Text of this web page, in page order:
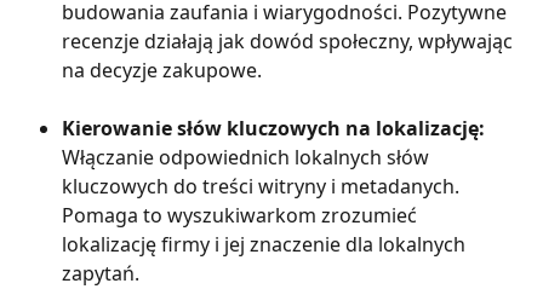
budowania zaufania i wiarygodności. Pozytywne
recenzje działają jak dowód społeczny, wpływając
na decyzje zakupowe.
Kierowanie słów kluczowych na lokalizację:
Włączanie odpowiednich lokalnych słów
kluczowych do treści witryny i metadanych.
Pomaga to wyszukiwarkom zrozumieć
lokalizację firmy i jej znaczenie dla lokalnych
zapytań.